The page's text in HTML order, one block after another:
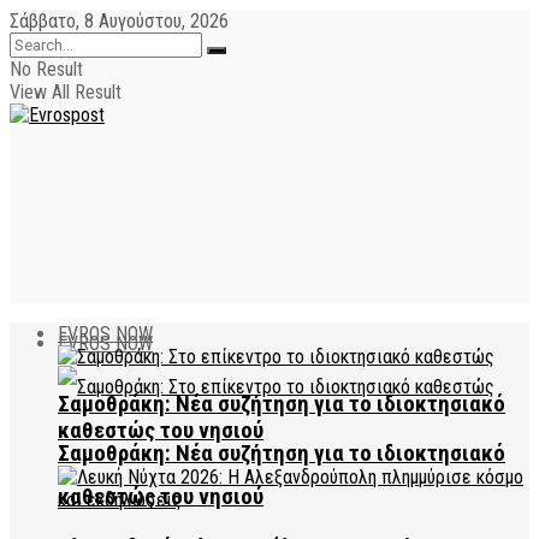
Σάββατο, 8 Αυγούστου, 2026
No Result
View All Result
EVROS NOW
Σαμοθράκη: Νέα συζήτηση για το ιδιοκτησιακό
καθεστώς του νησιού
EVROS NOW
Σαμοθράκη: Νέα συζήτηση για το ιδιοκτησιακό
καθεστώς του νησιού